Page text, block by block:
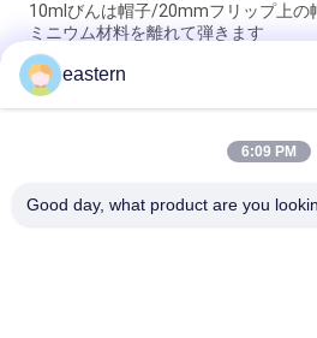
10mlびんは帽子/20mmフリップ上の
ミニウム材料を離れて弾きます
アルミニウム プラスチックとの帽子
スびんのびんフリップ
薬のガラスびん20MMのゴム製スト
eastern
6:09 PM
Good day, what product are you